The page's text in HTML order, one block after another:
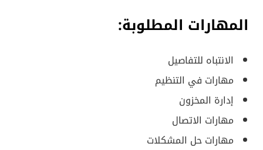
المهارات المطلوبة:
الانتباه للتفاصيل
مهارات في التنظيم
إدارة المخزون
مهارات الاتصال
مهارات حل المشكلات